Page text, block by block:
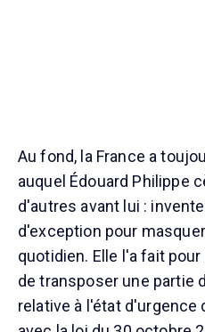
Au fond, la France a
auquel Édouard Philippe
d'autres avant lui :
d'exception pour
quotidien. Elle l'a fait
de transposer une partie
relative à l'état d'urgence